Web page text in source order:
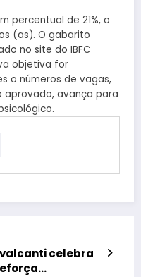
percentual de 21%, o
(as). O gabarito
no site do IBFC
objetiva for
o números de vagas,
aprovado, avança para
celebra